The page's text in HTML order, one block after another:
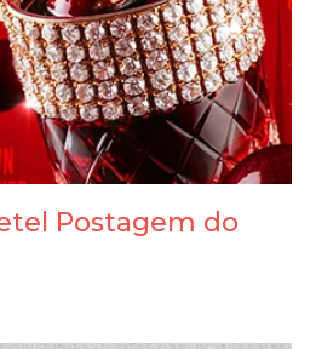
Postagem do